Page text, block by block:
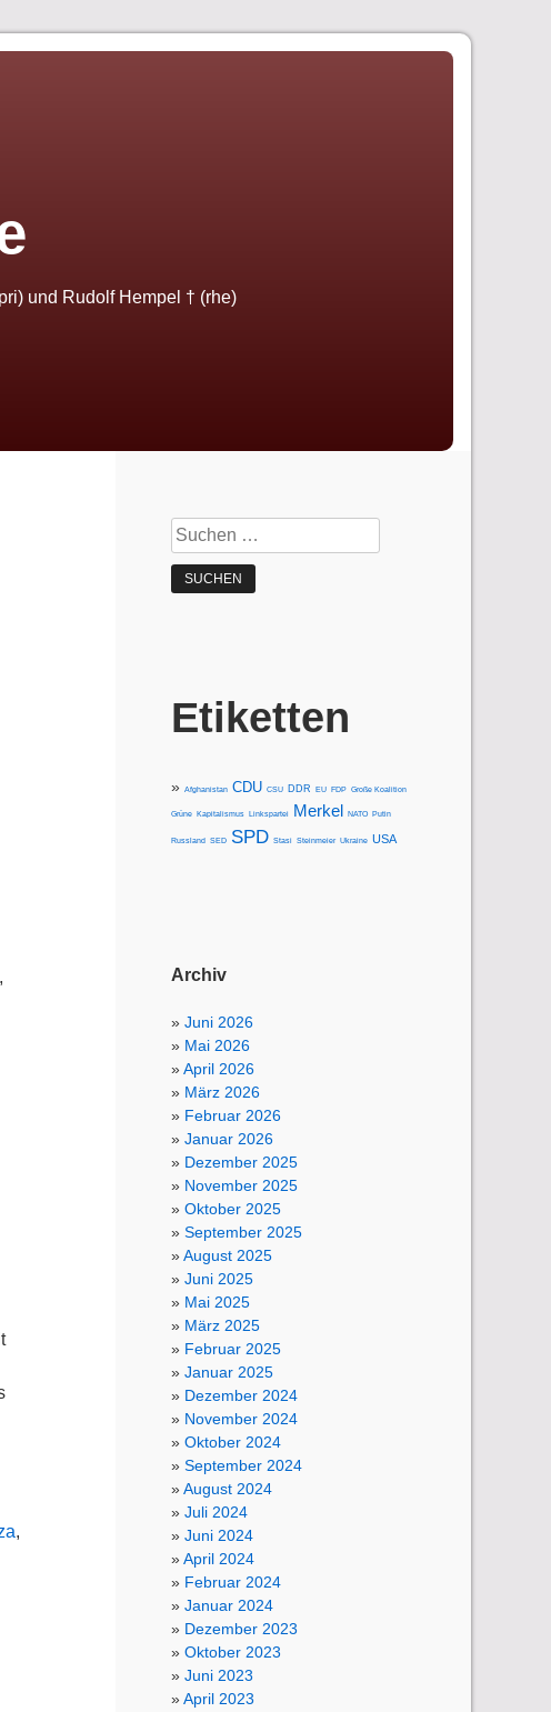
und Rudolf Hempel † (rhe)
,
Suchen
nach:
Etiketten
Afghanistan CDU CSU DDR EU FDP Große Koalition
Grüne Kapitalismus Linkspartei Merkel NATO Putin
Russland SED SPD Stasi Steinmeier Ukraine USA
Archiv
Juni 2026
Mai 2026
April 2026
März 2026
Februar 2026
Januar 2026
Dezember 2025
November 2025
Oktober 2025
September 2025
August 2025
Juni 2025
Mai 2025
März 2025
Februar 2025
Januar 2025
Dezember 2024
November 2024
Oktober 2024
September 2024
August 2024
Juli 2024
Juni 2024
April 2024
Februar 2024
Januar 2024
Dezember 2023
Oktober 2023
Juni 2023
April 2023